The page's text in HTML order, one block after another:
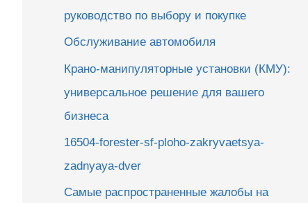
руководство по выбору и покупке
Обслуживание автомобиля
Крано-манипуляторные установки (КМУ):
универсальное решение для вашего
бизнеса
16504-forester-sf-ploho-zakryvaetsya-
zadnyaya-dver
Самые распространенные жалобы на